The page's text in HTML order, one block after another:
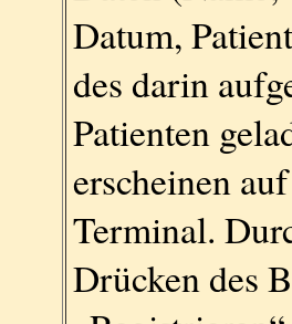
Datum,
des darin
Patienten
erscheinen
Terminal.
Drücken des